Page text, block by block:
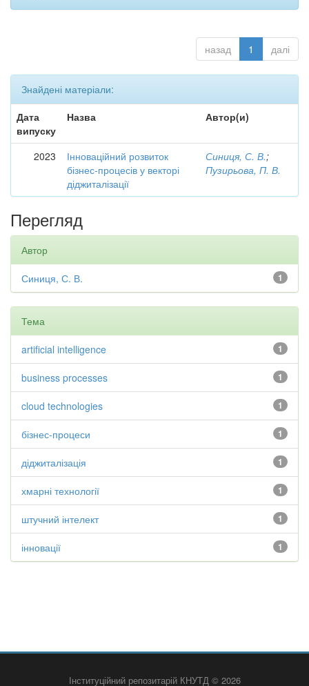
назад 1 далі
Знайдені матеріали:
Дата
випуску
Назва Автор(и)
2023
Інноваційний розвиток
бізнес-процесів у векторі
діджиталізації
Синиця, С. В.;
Пузирьова, П. В.
Перегляд
Автор
1
Синиця, С. В.
Тема
1
artificial intelligence
1
business processes
1
cloud technologies
1
бізнес-процеси
1
діджиталізація
1
хмарні технології
1
штучний інтелект
1
інновації
Інституційний репозитарій КНУТД © 2026